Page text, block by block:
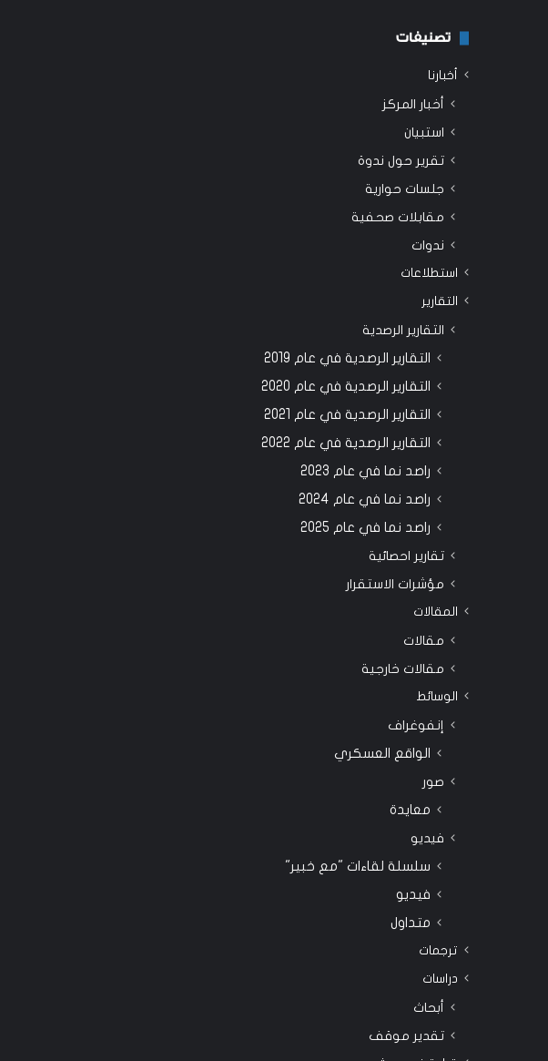
تصنيفات
أخبارنا
أخبار المركز
استبيان
تقرير حول ندوة
جلسات حوارية
مقابلات صحفية
ندوات
استطلاعات
التقارير
التقارير الرصدية
التقارير الرصدية في عام 2019
التقارير الرصدية في عام 2020
التقارير الرصدية في عام 2021
التقارير الرصدية في عام 2022
راصد نما في عام 2023
راصد نما في عام 2024
راصد نما في عام 2025
تقارير احصائية
مؤشرات الاستقرار
المقالات
مقالات
مقالات خارجية
الوسائط
إنفوغراف
الواقع العسكري
صور
معايدة
فيديو
سلسلة لقاءات "مع خبير"
فيديو
متداول
ترجمات
دراسات
أبحاث
تقدير موقف